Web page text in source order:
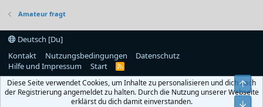
Amateur fragt
Deutsch [Du]
Kontakt
Nutzungsbedingungen
Datenschutz
Hilfe und Impressum
Start
R
S
Diese Seite verwendet Cookies, um Inhalte zu personalisieren und dich nach
der Registrierung angemeldet zu halten. Durch die Nutzung unserer Webseite
erklärst du dich damit einverstanden.